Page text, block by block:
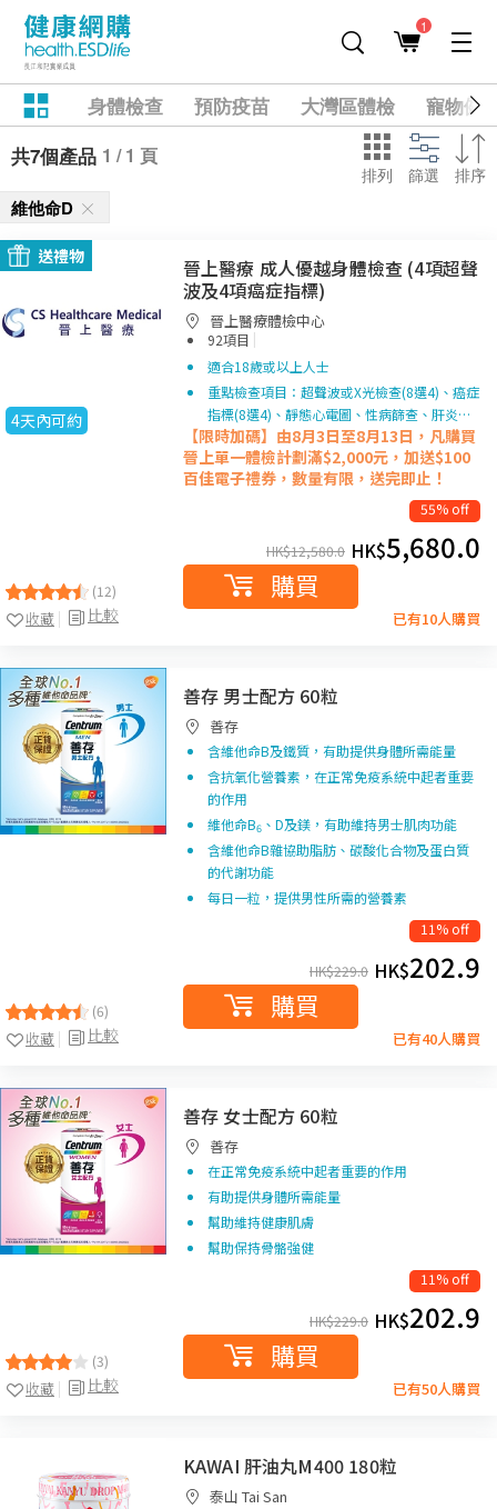
1
身體檢查 預防疫苗 大灣區體檢
寵物健
共7個產品 1 / 1 頁
排列 篩選 排序
維他命D
送禮物
4天內可約
(12)
比較
收藏
晉上醫療 成人優越身體檢查 (4項超聲
波及4項癌症指標)
晉上醫療體檢中心
92項目 |
適合18歲或以上人士
重點檢查項目：超聲波或X光檢查(8選4)、癌症
指標(8選4)、靜態心電圖、性病篩查、肝炎…
【限時加碼】由8月3日至8月13日，凡購買
晉上單一體檢計劃滿$2,000元，加送$100
百佳電子禮券，數量有限，送完即止！
55% off
HK$12,580.0 HK$5,680.0
購買
已有10人購買
(6)
比較
收藏
善存 男士配方 60粒
善存
含維他命B及鐵質，有助提供身體所需能量
含抗氧化營養素，在正常免疫系統中起者重要
的作用
維他命B6 、D及鎂，有助維持男士肌肉功能
含維他命B雜協助脂肪、碳酸化合物及蛋白質
的代謝功能
每日一粒，提供男性所需的營養素
11% off
HK$229.0 HK$202.9
購買
已有40人購買
(3)
比較
收藏
善存 女士配方 60粒
善存
在正常免疫系統中起者重要的作用
有助提供身體所需能量
幫助維持健康肌膚
幫助保持骨骼強健
11% off
HK$229.0 HK$202.9
購買
已有50人購買
KAWAI 肝油丸M400 180粒
泰山 Tai San